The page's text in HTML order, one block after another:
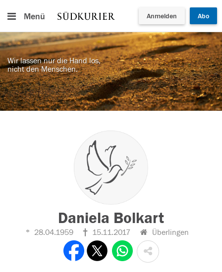
Menü Anmelden Abo
Wir lassen nur die Hand los,
nicht den Menschen.
Daniela Bolkart
28.04.1959 15.11.2017 Überlingen